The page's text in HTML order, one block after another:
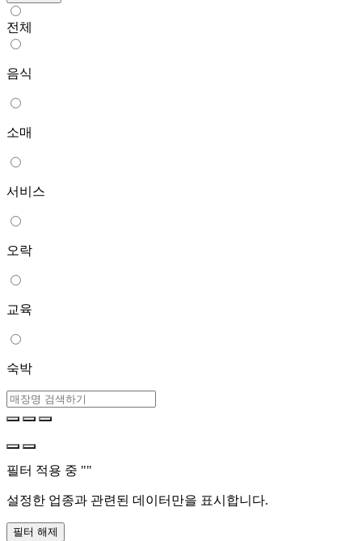
전체
음식
소매
서비스
오락
교육
숙박
필터 적용 중 ""
설정한 업종과 관련된 데이터만을 표시합니다.
필터 해제